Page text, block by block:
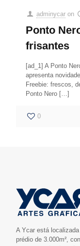
adminycar on
Ponto
frisantes
[ad_1] A Ponto
apresenta
Freebie: frescos,
Ponto Nero […]
0
A Ycar está
prédio de 3.000m²,